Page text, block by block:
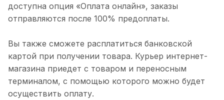
доступна опция «Оплата онлайн», заказы
отправляются после 100% предоплаты.
Вы также сможете расплатиться банковской
картой при получении товара. Курьер интернет-
магазина приедет с товаром и переносным
терминалом, с помощью которого можно будет
осуществить оплату.